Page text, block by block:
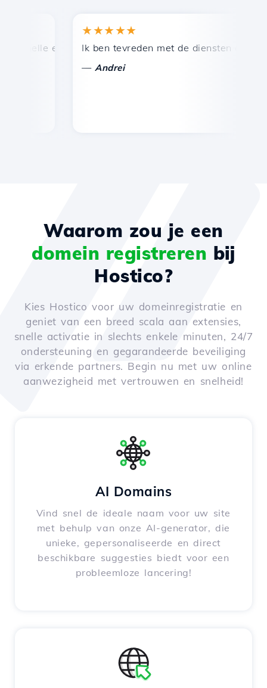
en efficiënte technische ondersteuning.
★★★★★
Ik ben tevreden met de diensten die door
Andrei
Waarom zou je een
domein registreren bij
Hostico?
Kies Hostico voor uw domeinregistratie en
geniet van een breed scala aan extensies,
snelle activatie in slechts enkele minuten, 24/7
ondersteuning en gegarandeerde beveiliging
via erkende partners. Begin nu met uw online
aanwezigheid met vertrouwen en snelheid!
AI Domains
Vind snel de ideale naam voor uw site
met behulp van onze AI-generator, die
unieke, gepersonaliseerde en direct
beschikbare suggesties biedt voor een
probleemloze lancering!